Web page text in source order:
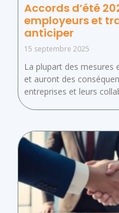
Accords d’été
employeurs et
anticiper
15 septembre 2025
La plupart des mesures
et auront des
entreprises et leurs